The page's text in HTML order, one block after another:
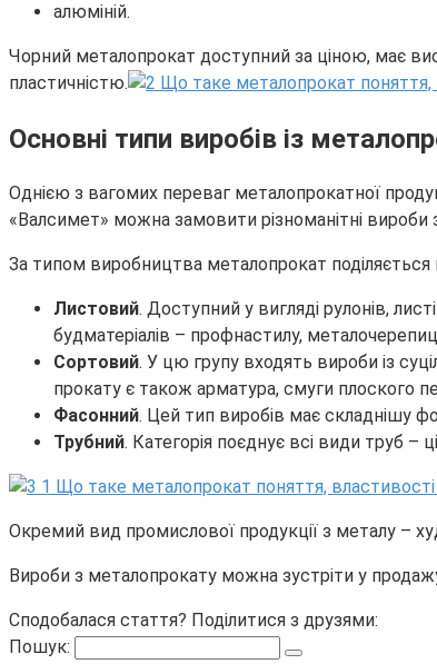
алюміній.
Чорний металопрокат доступний за ціною, має
пластичністю.
Основні типи виробів із
Однією з вагомих переваг металопрокатної
«Валсимет» можна замовити різноманітні
За типом виробництва металопрокат поділяється
Листовий. Доступний у вигляді рулонів,
будматеріалів – профнастилу,
Сортовий. У цю групу входять вироби із
прокату є також арматура, смуги плоского
Фасонний. Цей тип виробів має складнішу
Трубний. Категорія поєднує всі види труб –
Окремий вид промислової продукції з металу –
Вироби з металопрокату можна зустріти у
Сподобалася стаття? Поділитися з друзями:
Пошук: